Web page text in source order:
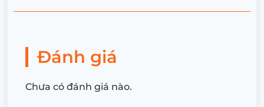
Đánh giá
Chưa có đánh giá nào.